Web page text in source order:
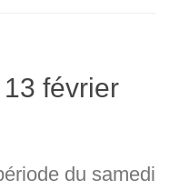
février
du samedi